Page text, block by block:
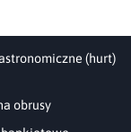
(hurt)
obrusy